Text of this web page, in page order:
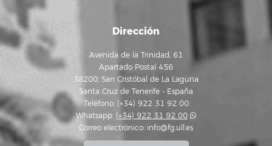
Dirección
Avenida de la Trinidad, 61
Apartado Postal 456
38200, San Cristóbal de La Laguna
Santa Cruz de Tenerife - España
Teléfono: (+34) 922 31 92 00
Whatsapp: (+34) 922 31 92 00
Correo electrónico: info@fg.ull.es